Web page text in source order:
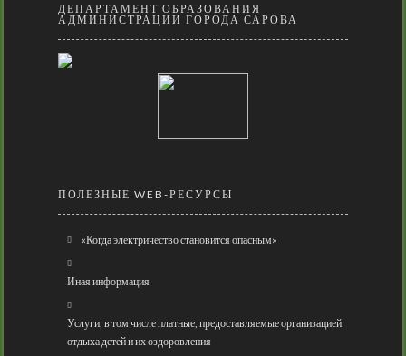
ДЕПАРТАМЕНТ ОБРАЗОВАНИЯ
АДМИНИСТРАЦИИ ГОРОДА САРОВА
ПОЛЕЗНЫЕ WEB-РЕСУРСЫ
«Когда электричество становится опасным»
Иная информация
Услуги, в том числе платные, предоставляемые организацией
отдыха детей и их оздоровления